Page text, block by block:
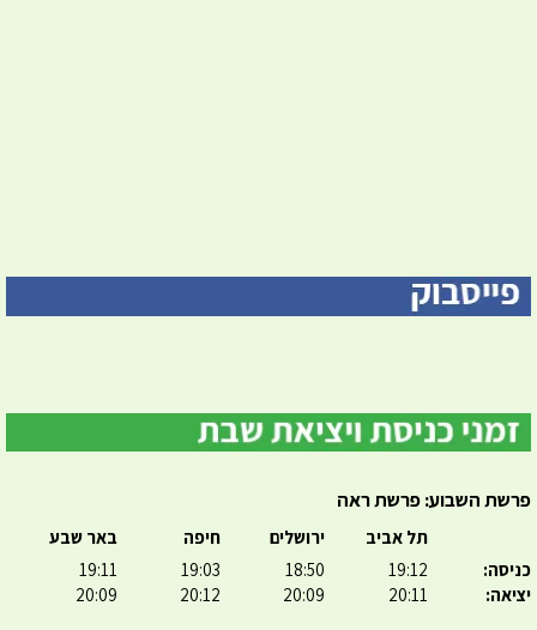
פרשת השבוע: פרשת ראה
כניסה:
יציאה:
תל אביב
19:12
20:11
ירושלים
18:50
20:09
חיפה
19:03
20:12
באר שבע
19:11
20:09